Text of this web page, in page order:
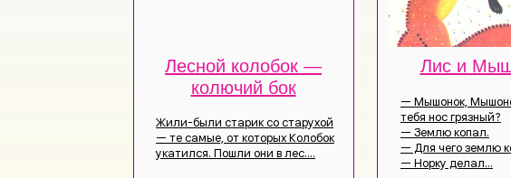
Лесной колобок —
колючий бок
Жили-были старик со старухой
— те самые, от которых Колобок
укатился. Пошли они в лес....
Лис и
— Мышонок,
тебя нос грязный?
— Землю копал.
— Для чего землю
— Норку делал...